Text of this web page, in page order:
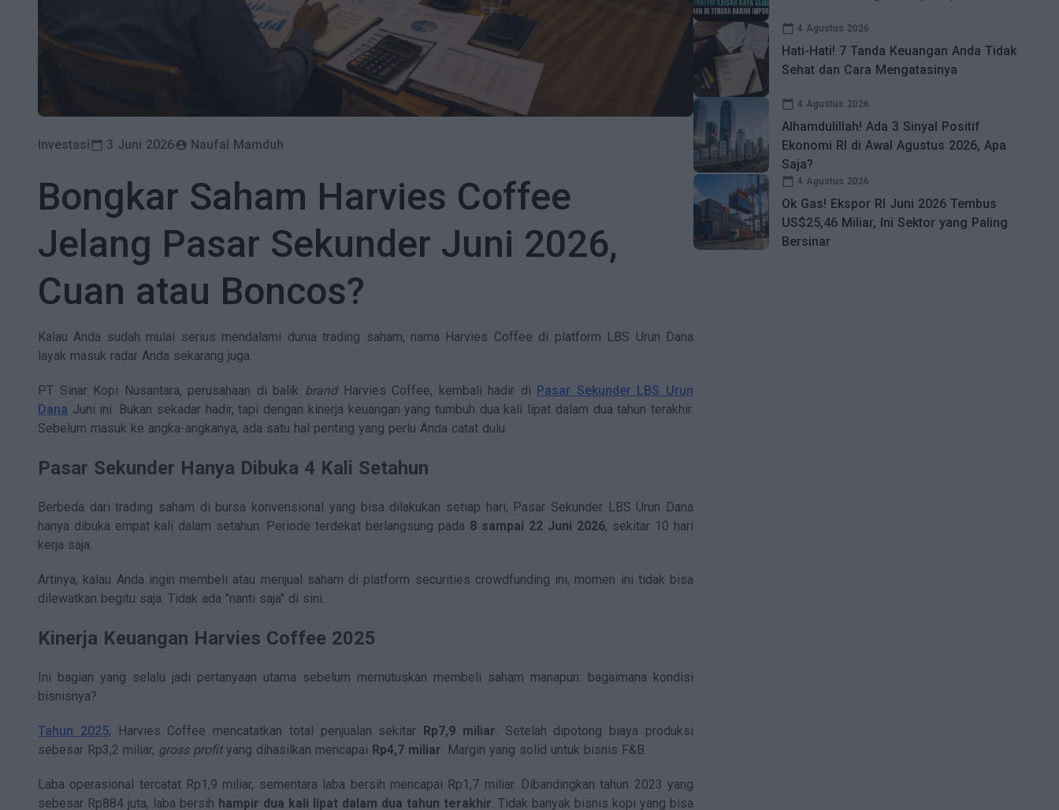
Keterbukaan Informasi
Panduan Pengguna
FAQ
Kalkulator Investasi
Karir
Investasi calendar_today 3 Juni 2026account_circle Naufal Mamduh
Bongkar Saham Harvies Coffee
Jelang Pasar Sekunder Juni 2026,
Cuan atau Boncos?
Kalau Anda sudah mulai serius mendalami dunia trading saham, nama Harvies Coffee di platform LBS Urun Dana
layak masuk radar Anda sekarang juga.
PT Sinar Kopi Nusantara, perusahaan di balik brandHarvies Coffee, kembali hadir di Pasar Sekunder LBS Urun
Dana Juni ini. Bukan sekadar hadir, tapi dengan kinerja keuangan yang tumbuh dua kali lipat dalam dua tahun terakhir.
Sebelum masuk ke angka-angkanya, ada satu hal penting yang perlu Anda catat dulu.
Pasar Sekunder Hanya Dibuka 4 Kali Setahun
Berbeda dari trading saham di bursa konvensional yang bisa dilakukan setiap hari, Pasar Sekunder LBS Urun Dana
hanya dibuka empat kali dalam setahun. Periode terdekat berlangsung pada 8 sampai 22 Juni 2026, sekitar 10 hari
kerja saja.
Artinya, kalau Anda ingin membeli atau menjual saham di platform securities crowdfunding ini, momen ini tidak bisa
dilewatkan begitu saja. Tidak ada "nanti saja" di sini.
Kinerja Keuangan Harvies Coffee 2025
Ini bagian yang selalu jadi pertanyaan utama sebelum memutuskan membeli saham manapun: bagaimana kondisi
bisnisnya?
Tahun 2025, Harvies Coffee mencatatkan total penjualan sekitar Rp7,9 miliar. Setelah dipotong biaya produksi
sebesar Rp3,2 miliar, gross profit yang dihasilkan mencapai Rp4,7 miliar. Margin yang solid untuk bisnis F&B.
Laba operasional tercatat Rp1,9 miliar, sementara laba bersih mencapai Rp1,7 miliar. Dibandingkan tahun 2023 yang
sebesar Rp884 juta, laba bersih hampir dua kali lipat dalam dua tahun terakhir. Tidak banyak bisnis kopi yang bisa
calendar_today 4 Agustus 2026
Hati-Hati! 7 Tanda Keuangan Anda Tidak
Sehat dan Cara Mengatasinya
calendar_today 4 Agustus 2026
Alhamdulillah! Ada 3 Sinyal Positif
Ekonomi RI di Awal Agustus 2026, Apa
Saja?
calendar_today 4 Agustus 2026
Ok Gas! Ekspor RI Juni 2026 Tembus
US$25,46 Miliar, Ini Sektor yang Paling
Bersinar